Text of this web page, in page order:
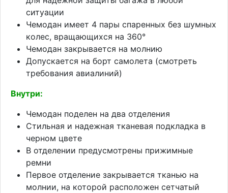
ситуации
Чемодан имеет 4 пары спаренных без шумных
колес, вращающихся на 360°
Чемодан закрывается на молнию
Допускается на борт самолета (смотреть
требования авиалиний)
Внутри:
Чемодан поделен на два отделения
Стильная и надежная тканевая подкладка в
черном цвете
В отделении предусмотрены прижимные
ремни
Первое отделение закрывается тканью на
молнии, на которой расположен сетчатый